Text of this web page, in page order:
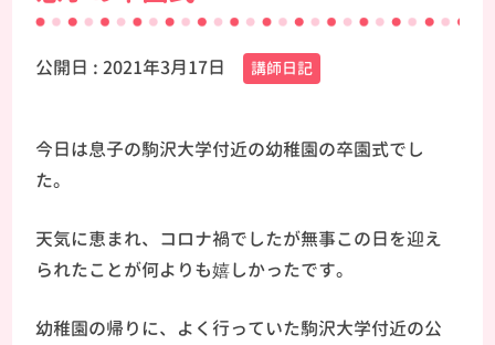
公開日 :2021年3月17日 講師日記
今日は息子の駒沢大学付近の幼稚園の卒園式でし
た。
天気に恵まれ、コロナ禍でしたが無事この日を迎え
られたことが何よりも嬉しかったです。
幼稚園の帰りに、よく行っていた駒沢大学付近の公